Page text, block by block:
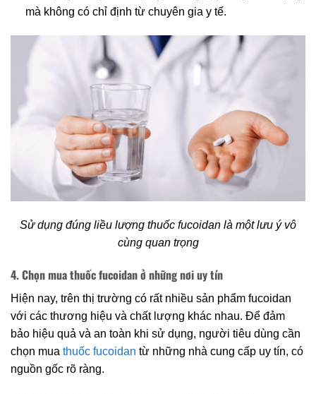
mà không có chỉ định từ chuyên gia y tế.
Sử dụng đúng liều lượng thuốc fucoidan là một lưu ý vô
cùng quan trọng
4. Chọn mua thuốc fucoidan ở những nơi uy tín
Hiện nay, trên thị trường có rất nhiều sản phẩm fucoidan
với các thương hiệu và chất lượng khác nhau. Để đảm
bảo hiệu quả và an toàn khi sử dụng, người tiêu dùng cần
chọn mua thuốc fucoidan từ những nhà cung cấp uy tín, có
nguồn gốc rõ ràng.